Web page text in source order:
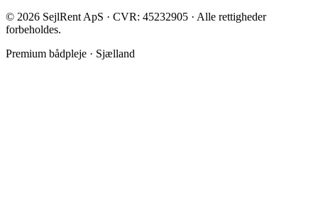
© 2026 SejlRent ApS · CVR: 45232905 · Alle rettigheder
forbeholdes.
Premium bådpleje · Sjælland